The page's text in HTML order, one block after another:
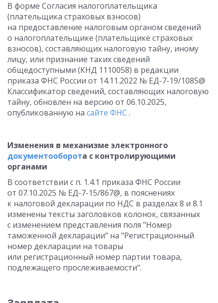
В форме Согласия налогоплательщика
(плательщика страховых взносов)
на предоставление налоговым органом сведений
о налогоплательщике (плательщике страховых
взносов), составляющих налоговую тайну, иному
лицу, или признание таких сведений
общедоступными (КНД 1110058) в редакции
приказа ФНС России от 14.11.2022 № ЕД-7-19/1085@
Классификатор сведений, составляющих налоговую
тайну, обновлен на версию от 06.10.2025,
опубликованную на сайте ФНС .
Изменения в механизме электронного
документооборота с контролирующими
органами
В соответствии с п. 1.4.1 приказа ФНС России
от 07.10.2025 № ЕД-7-15/867@, в пояснениях
к налоговой декларации по НДС в разделах 8 и 8.1
изменены тексты заголовков колонок, связанных
с изменением представления поля "Номер
таможенной декларации" на "Регистрационный
номер декларации на товары
или регистрационный номер партии товара,
подлежащего прослеживаемости".